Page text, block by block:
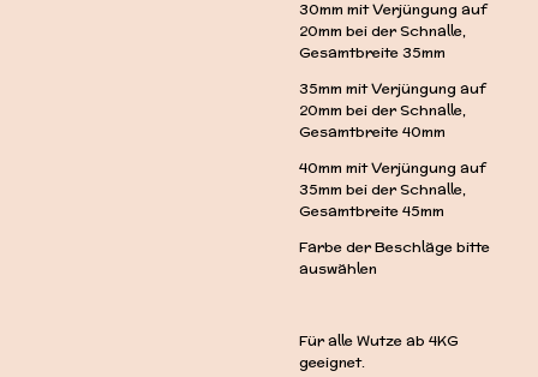
30mm mit Verjüngung auf
20mm bei der Schnalle,
Gesamtbreite 35mm
35mm mit Verjüngung auf
20mm bei der Schnalle,
Gesamtbreite 40mm
40mm mit Verjüngung auf
35mm bei der Schnalle,
Gesamtbreite 45mm
Farbe der Beschläge bitte
auswählen
Für alle Wutze ab 4KG
geeignet.